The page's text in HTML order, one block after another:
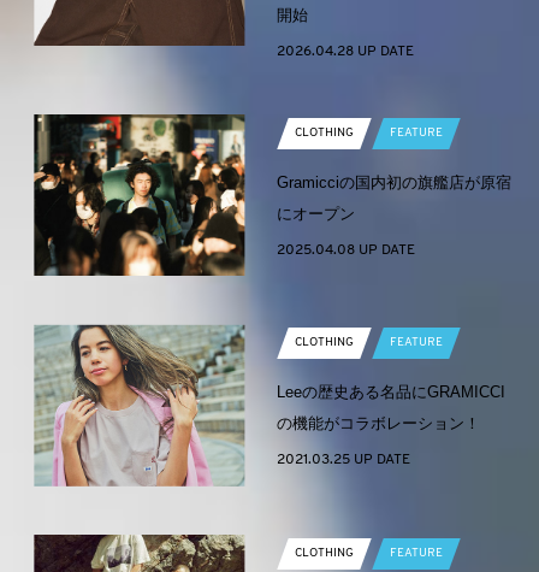
開始
2026.04.28 UP DATE
CLOTHING FEATURE
Gramicciの国内初の旗艦店が原宿
にオープン
2025.04.08 UP DATE
CLOTHING FEATURE
Leeの歴史ある名品にGRAMICCI
の機能がコラボレーション！
2021.03.25 UP DATE
CLOTHING FEATURE